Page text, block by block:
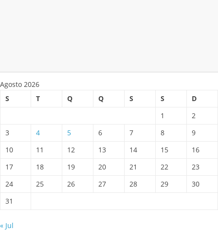
Agosto 2026
S
T Q Q S S
D
1
2
3
4 5 6 7 8
9
10
11 12 13 14 15
16
17
18 19 20 21 22
23
24
25 26 27 28 29
30
31
« Jul